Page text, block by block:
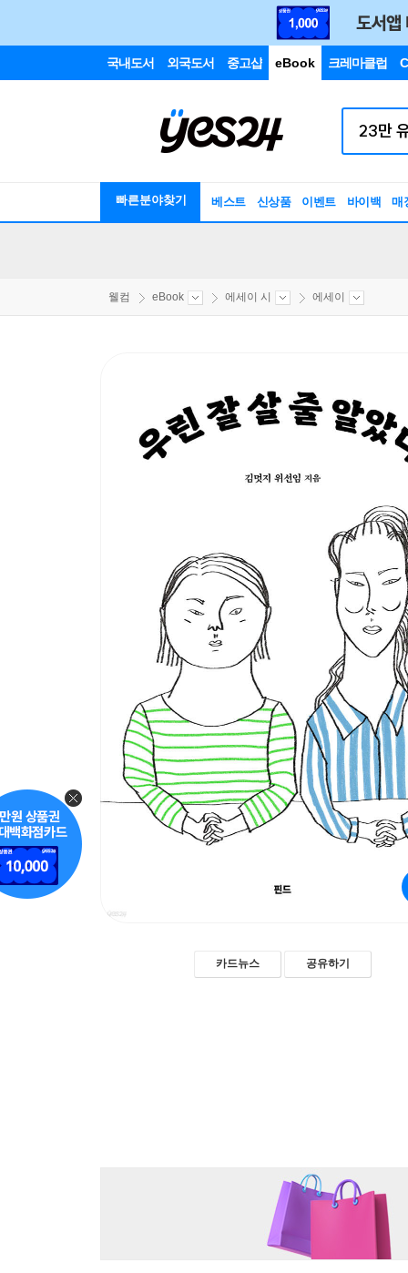
국내도서 외국도서 중고샵 eBook 크레마클럽
빠른분야찾기 베스트 신상품 이벤트 바이백 매
웰컴 eBook 에세이 시 에세이
카드뉴스 공유하기